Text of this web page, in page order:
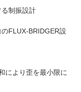
制振設計
FLUX-BRIDGER設
により歪を最小限に